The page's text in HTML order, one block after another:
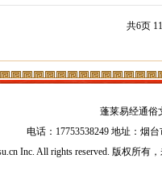
共6页
蓬莱易经通俗
电话：17753538249 地址：烟
Inc. All rights reserved. 版权所有